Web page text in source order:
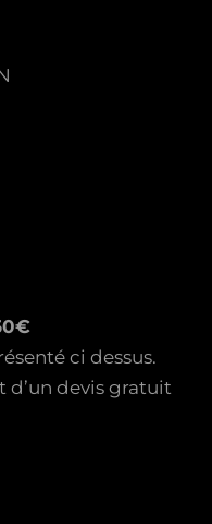
ci dessus.
d’un devis gratuit